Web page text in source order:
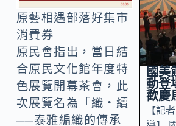
原藝相遇部落好集市
消費券
原民會指出，當日結
合原民文化館年度特
色展覽開幕茶會，此
次展覽名為「織・續
──泰雅編織的傳承
國美
動登
歡慶
【記